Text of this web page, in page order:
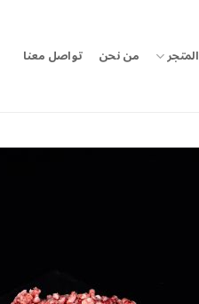
المتجر من نحن تواصل معنا